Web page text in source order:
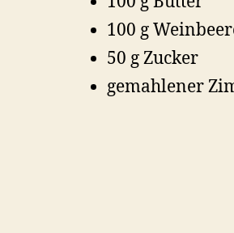
100 g
50 g Zucker
gemahlener